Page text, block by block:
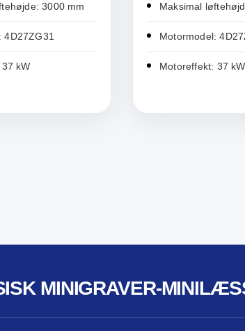
3000 mm
4D27ZG31
kW
Maksimal
Motormodel:
Motoreffekt: 37 kW
MINIGRAVER-